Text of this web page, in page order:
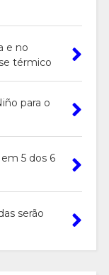
e no
térmico
para o
5 dos 6
serão